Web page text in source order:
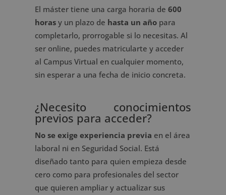
El máster tiene una carga horaria de 600
horasy un plazo de hasta un añopara
completarlo, prorrogable si lo necesitas. Al
ser online, puedes matricularte y acceder
al Campus Virtual en cualquier momento,
sin esperar a una fecha de inicio concreta.
¿Necesito conocimientos
previos para acceder?
No se exige experiencia previa en el área
laboral ni en Seguridad Social. Está
diseñado tanto para quien empieza desde
cero como para profesionales del sector
que quieren ampliar y actualizar sus